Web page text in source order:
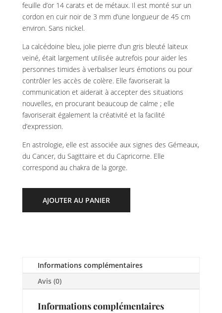
feuille d’or 14 carats et de métaux. Il est monté sur un
cordon en cuir noir de 3 mm d’une longueur de 45 cm
environ. Sans nickel.
La calcédoine bleu, jolie pierre d’un gris bleuté laiteux
veiné, était largement utilisée autrefois pour aider les
personnes timides à verbaliser leurs émotions ou pour
contrôler les accès de colère. Elle favoriserait la
communication et aiderait à accepter des situations
nouvelles, en procurant beaucoup de calme ; elle
favoriserait également la créativité et la facilité
d’expression.
En astrologie, elle est associée aux signes des Gémeaux,
du Cancer, du Sagittaire et du Capricorne. Elle
correspond au chakra de la gorge.
AJOUTER AU PANIER
Informations complémentaires
Avis (0)
Informations complémentaires